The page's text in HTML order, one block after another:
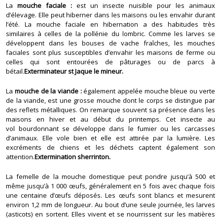
La mouche faciale : est un insecte nuisible pour les animaux
d’élevage. Elle peut hiberner dans les maisons ou les envahir durant
l’été. La mouche faciale en hibernation a des habitudes très
similaires à celles de la pollénie du lombric. Comme les larves se
développent dans les bouses de vache fraîches, les mouches
faciales sont plus susceptibles d’envahir les maisons de ferme ou
celles qui sont entourées de pâturages ou de parcs à
bétail.Exterminateur st Jaque le mineur.
La mouche de la viande :également appelée mouche bleue ou verte
de la viande, est une grosse mouche dont le corps se distingue par
des reflets métalliques. On remarque souvent sa présence dans les
maisons en hiver et au début du printemps. Cet insecte au
vol bourdonnant se développe dans le fumier ou les carcasses
d’animaux. Elle vole bien et elle est attirée par la lumière. Les
excréments de chiens et les déchets captent également son
attention.Extermination sherrinton.
La femelle de la mouche domestique peut pondre jusqu’à 500 et
même jusqu’à 1 000 œufs, généralement en 5 fois avec chaque fois
une centaine d’œufs déposés. Les œufs sont blancs et mesurent
environ 1,2 mm de longueur. Au bout d’une seule journée, les larves
(asticots) en sortent. Elles vivent et se nourrissent sur les matières